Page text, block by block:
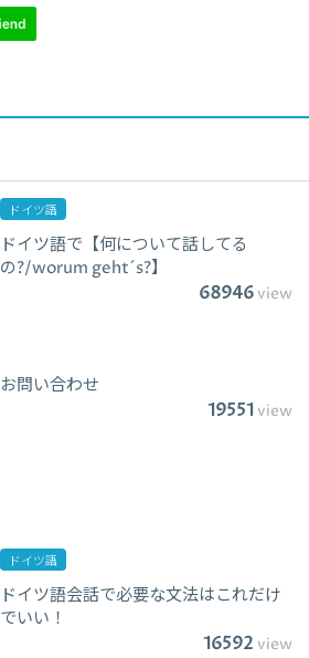
ドイツ語
ドイツ語で【何について話してる
の?/worum geht´s?】
68946view
お問い合わせ
19551view
ドイツ語
ドイツ語会話で必要な文法はこれだけ
でいい！
16592 view